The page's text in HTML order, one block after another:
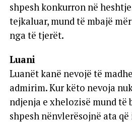
shpesh konkurron në
tejkaluar, mund të mbajë
nga të tjerët.
Luani
Luanët kanë nevojë të
admirim. Kur këto nevoja
ndjenja e xhelozisë mund të
shpesh nënvlerësojnë ata